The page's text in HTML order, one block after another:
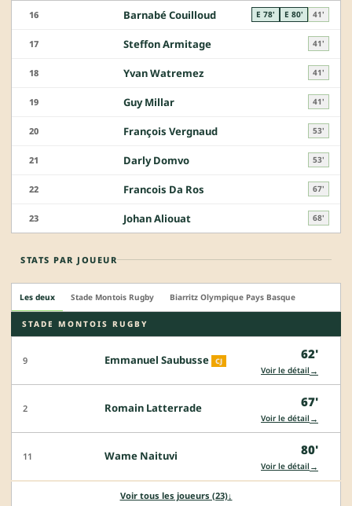
16 Barnabé Couilloud E 78' E 80' 41'
17 Steffon Armitage 41'
18 Yvan Watremez 41'
19 Guy Millar 41'
20 François Vergnaud 53'
21 Darly Domvo 53'
22 Francois Da Ros 67'
23 Johan Aliouat 68'
STATS PAR JOUEUR
Les deux Stade Montois Rugby Biarritz Olympique Pays Basque
STADE MONTOIS RUGBY
9 Emmanuel Saubusse CJ 62'
Voir le détail →
2 Romain Latterrade 67'
Voir le détail →
11 Wame Naituvi 80'
Voir le détail →
Voir tous les joueurs (23)↓